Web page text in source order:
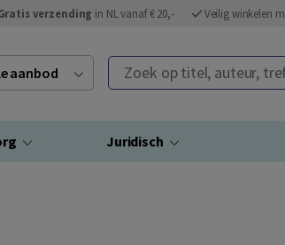
verzending in NL vanaf € 20,- Veilig winkelen
aanbod Zoek op titel, auteur,
Juridisch